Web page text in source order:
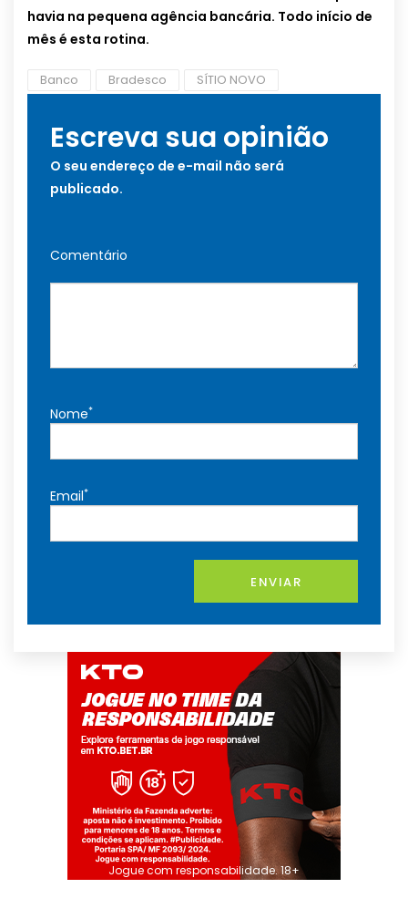
havia na pequena agência bancária. Todo início de
mês é esta rotina.
Banco Bradesco SÍTIO NOVO
Escreva sua opinião
O seu endereço de e-mail não será
publicado.
Comentário
Nome*
Email*
ENVIAR
Jogue com responsabilidade. 18+